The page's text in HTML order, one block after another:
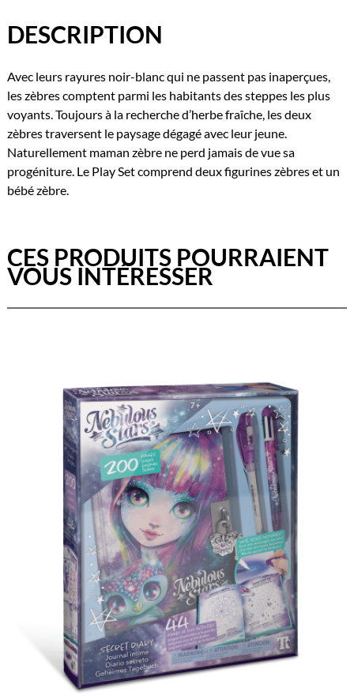
de
avec
bébé
#70356
(-50%)
DESCRIPTION
Avec leurs rayures noir-blanc qui ne passent pas inaperçues,
les zèbres comptent parmi les habitants des steppes les plus
voyants. Toujours à la recherche d’herbe fraîche, les deux
zèbres traversent le paysage dégagé avec leur jeune.
Naturellement maman zèbre ne perd jamais de vue sa
progéniture. Le Play Set comprend deux figurines zèbres et un
bébé zèbre.
CES PRODUITS POURRAIENT
VOUS INTÉRESSER